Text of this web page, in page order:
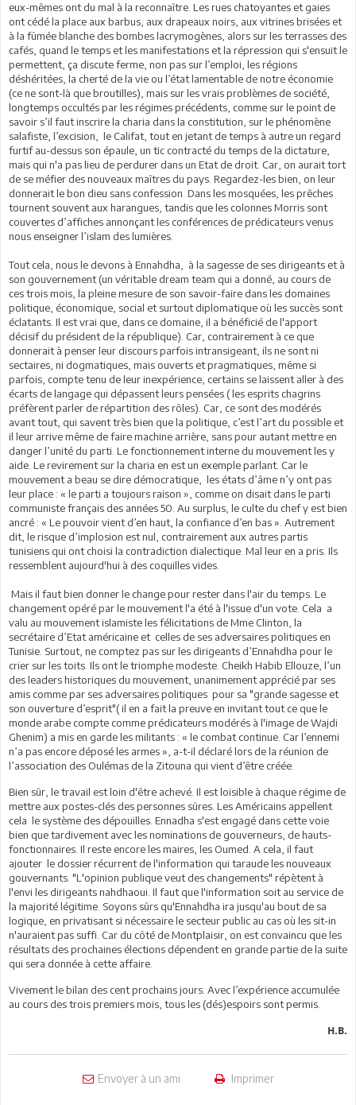
eux-mêmes ont du mal à la reconnaître. Les rues chatoyantes et gaies
ont cédé la place aux barbus, aux drapeaux noirs, aux vitrines brisées et
à la fûmée blanche des bombes lacrymogènes, alors sur les terrasses des
cafés, quand le temps et les manifestations et la répression qui s'ensuit le
permettent, ça discute ferme, non pas sur l’emploi, les régions
déshéritées, la cherté de la vie ou l’état lamentable de notre économie
(ce ne sont-là que broutilles), mais sur les vrais problèmes de société,
longtemps occultés par les régimes précédents, comme sur le point de
savoir s’il faut inscrire la charia dans la constitution, sur le phénomène
salafiste, l’excision, le Califat, tout en jetant de temps à autre un regard
furtif au-dessus son épaule, un tic contracté du temps de la dictature,
mais qui n'a pas lieu de perdurer dans un Etat de droit. Car, on aurait tort
de se méfier des nouveaux maîtres du pays. Regardez-les bien, on leur
donnerait le bon dieu sans confession. Dans les mosquées, les prêches
tournent souvent aux harangues, tandis que les colonnes Morris sont
couvertes d’affiches annonçant les conférences de prédicateurs venus
nous enseigner l’islam des lumières.
Tout cela, nous le devons à Ennahdha, à la sagesse de ses dirigeants et à
son gouvernement (un véritable dream team qui a donné, au cours de
ces trois mois, la pleine mesure de son savoir-faire dans les domaines
politique, économique, social et surtout diplomatique où les succès sont
éclatants. Il est vrai que, dans ce domaine, il a bénéficié de l'apport
décisif du président de la république). Car, contrairement à ce que
donnerait à penser leur discours parfois intransigeant, ils ne sont ni
sectaires, ni dogmatiques, mais ouverts et pragmatiques, même si
parfois, compte tenu de leur inexpérience, certains se laissent aller à des
écarts de langage qui dépassent leurs pensées ( les esprits chagrins
préfèrent parler de répartition des rôles). Car, ce sont des modérés
avant tout, qui savent très bien que la politique, c’est l’art du possible et
il leur arrive même de faire machine arrière, sans pour autant mettre en
danger l’unité du parti. Le fonctionnement interne du mouvement les y
aide. Le revirement sur la charia en est un exemple parlant. Car le
mouvement a beau se dire démocratique, les états d’âme n’y ont pas
leur place : « le parti a toujours raison », comme on disait dans le parti
communiste français des années 50. Au surplus, le culte du chef y est bien
ancré : « Le pouvoir vient d’en haut, la confiance d’en bas ». Autrement
dit, le risque d’implosion est nul, contrairement aux autres partis
tunisiens qui ont choisi la contradiction dialectique. Mal leur en a pris. Ils
ressemblent aujourd'hui à des coquilles vides.
Mais il faut bien donner le change pour rester dans l'air du temps. Le
changement opéré par le mouvement l'a été à l'issue d'un vote. Cela a
valu au mouvement islamiste les félicitations de Mme Clinton, la
secrétaire d’Etat américaine et celles de ses adversaires politiques en
Tunisie. Surtout, ne comptez pas sur les dirigeants d’Ennahdha pour le
crier sur les toits. Ils ont le triomphe modeste. Cheikh Habib Ellouze, l’un
des leaders historiques du mouvement, unanimement apprécié par ses
amis comme par ses adversaires politiques pour sa "grande sagesse et
son ouverture d’esprit"( il en a fait la preuve en invitant tout ce que le
monde arabe compte comme prédicateurs modérés à l'image de Wajdi
Ghenim) a mis en garde les militants : « le combat continue. Car l’ennemi
n’a pas encore déposé les armes », a-t-il déclaré lors de la réunion de
l’association des Oulémas de la Zitouna qui vient d’être créée.
Bien sûr, le travail est loin d'être achevé. Il est loisible à chaque régime de
mettre aux postes-clés des personnes sûres. Les Américains appellent
cela le système des dépouilles. Ennadha s'est engagé dans cette voie
bien que tardivement avec les nominations de gouverneurs, de hauts-
fonctionnaires. Il reste encore les maires, les Oumed. A cela, il faut
ajouter le dossier récurrent de l'information qui taraude les nouveaux
gouvernants. "L'opinion publique veut des changements" répètent à
l'envi les dirigeants nahdhaoui. Il faut que l'information soit au service de
la majorité légitime. Soyons sûrs qu'Ennahdha ira jusqu'au bout de sa
logique, en privatisant si nécessaire le secteur public au cas où les sit-in
n'auraient pas suffi. Car du côté de Montplaisir, on est convaincu que les
résultats des prochaines élections dépendent en grande partie de la suite
qui sera donnée à cette affaire.
Vivement le bilan des cent prochains jours. Avec l’expérience accumulée
au cours des trois premiers mois, tous les (dés)espoirs sont permis.
H.B.
Envoyer à un ami Imprimer